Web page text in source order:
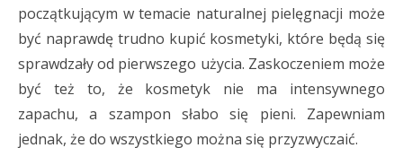
początkującym w temacie naturalnej pielęgnacji może
być naprawdę trudno kupić kosmetyki, które będą się
sprawdzały od pierwszego użycia. Zaskoczeniem może
być też to, że kosmetyk nie ma intensywnego
zapachu, a szampon słabo się pieni. Zapewniam
jednak, że do wszystkiego można się przyzwyczaić.